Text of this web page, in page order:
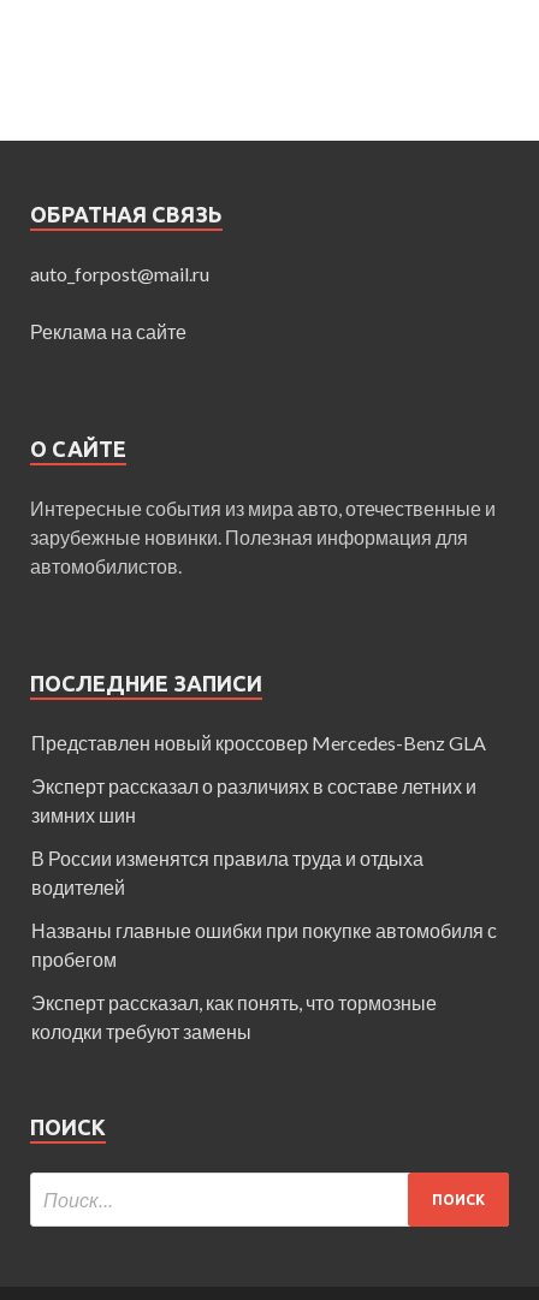
ОБРАТНАЯ СВЯЗЬ
auto_forpost@mail.ru
Реклама на сайте
О САЙТЕ
Интересные события из мира авто, отечественные и
зарубежные новинки. Полезная информация для
автомобилистов.
ПОСЛЕДНИЕ ЗАПИСИ
Представлен новый кроссовер Mercedes-Benz GLA
Эксперт рассказал о различиях в составе летних и
зимних шин
В России изменятся правила труда и отдыха
водителей
Названы главные ошибки при покупке автомобиля с
пробегом
Эксперт рассказал, как понять, что тормозные
колодки требуют замены
ПОИСК